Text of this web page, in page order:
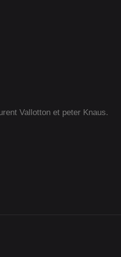
Vallotton et peter Knaus.